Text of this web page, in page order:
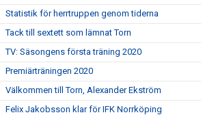
Statistik för herrtruppen genom tiderna
Tack till sextett som lämnat Torn
TV: Säsongens första träning 2020
Premiärträningen 2020
Välkommen till Torn, Alexander Ekström
Felix Jakobsson klar för IFK Norrköping